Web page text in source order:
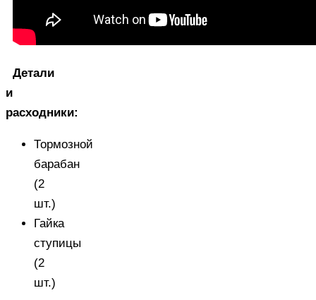
Детали
и
расходники:
Тормозной
барабан
(2
шт.)
Гайка
ступицы
(2
шт.)